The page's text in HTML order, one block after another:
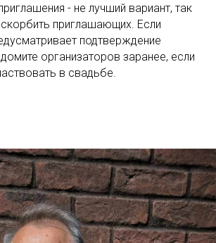
- не лучший вариант, так
приглашающих. Если
подтверждение
организаторов заранее, если
в свадьбе.